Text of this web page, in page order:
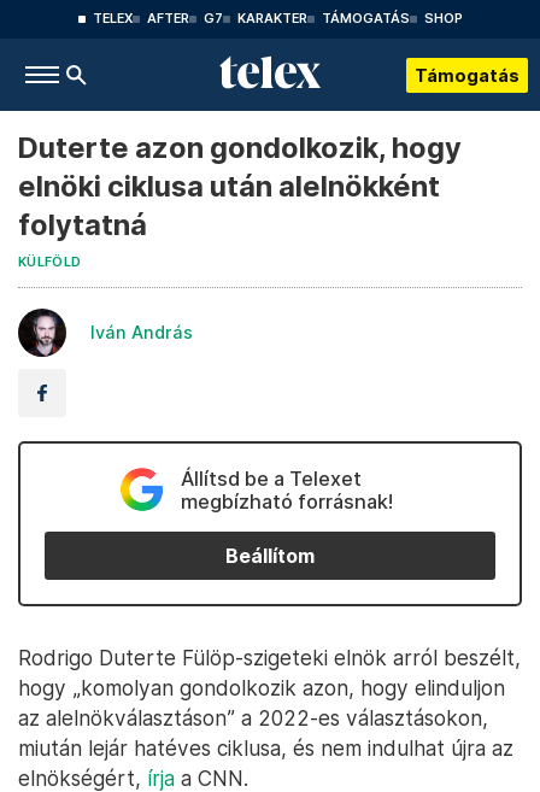
TELEX AFTER G7 KARAKTER TÁMOGATÁS SHOP
Támogatás
Duterte azon gondolkozik, hogy
elnöki ciklusa után alelnökként
folytatná
KÜLFÖLD
Iván András
Állítsd be a Telexet
megbízható forrásnak!
Beállítom
Rodrigo Duterte Fülöp-szigeteki elnök arról beszélt,
hogy „komolyan gondolkozik azon, hogy elinduljon
az alelnökválasztáson” a 2022-es választásokon,
miután lejár hatéves ciklusa, és nem indulhat újra az
elnökségért, írja a CNN.